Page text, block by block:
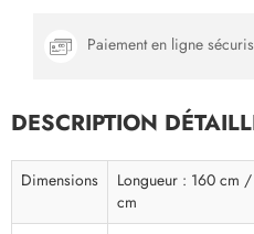
Paiement en ligne
DESCRIPTION
Dimensions
Longueur : 160 cm
cm